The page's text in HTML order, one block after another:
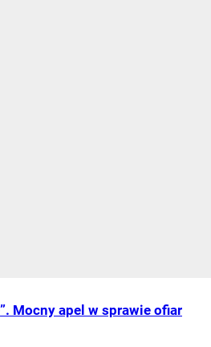
Mocny apel w sprawie ofiar